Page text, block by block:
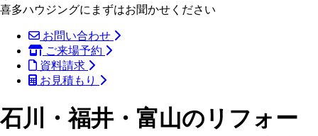
喜多ハウジングにまずはお聞かせください
お問い合わせ
ご来場予約
資料請求
お見積もり
石川・福井・富山のリフォー